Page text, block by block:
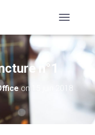
O
G
n°1
on 15 juin 2018